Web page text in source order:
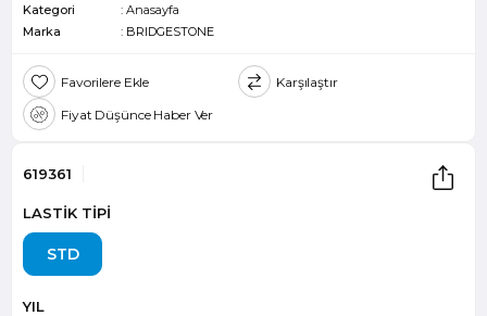
Kategori
: Anasayfa
Marka
: BRIDGESTONE
Favorilere Ekle
Karşılaştır
Fiyat Düşünce Haber Ver
619361
LASTİK TİPİ
STD
YIL